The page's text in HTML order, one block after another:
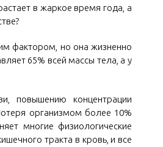
в жаркое время года, а
фактором, но она жизненно
65% всей массы тела, а у
повышению концентрации
организмом более 10%
многие физиологические
тракта в кровь, и все